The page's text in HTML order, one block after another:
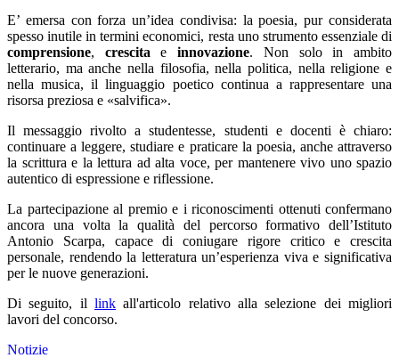
E’ emersa con forza un’idea condivisa: la poesia, pur considerata
spesso inutile in termini economici, resta uno strumento essenziale di
comprensione, crescita einnovazione. Non solo in ambito
letterario, ma anche nella filosofia, nella politica, nella religione e
nella musica, il linguaggio poetico continua a rappresentare una
risorsa preziosa e «salvifica».
Il messaggio rivolto a studentesse, studenti e docenti è chiaro:
continuare a leggere, studiare e praticare la poesia, anche attraverso
la scrittura e la lettura ad alta voce, per mantenere vivo uno spazio
autentico di espressione e riflessione.
La partecipazione al premio e i riconoscimenti ottenuti confermano
ancora una volta la qualità del percorso formativo dell’Istituto
Antonio Scarpa, capace di coniugare rigore critico e crescita
personale, rendendo la letteratura un’esperienza viva e significativa
per le nuove generazioni.
Di seguito, il link all'articolo relativo alla selezione dei migliori
lavori del concorso.
Notizie